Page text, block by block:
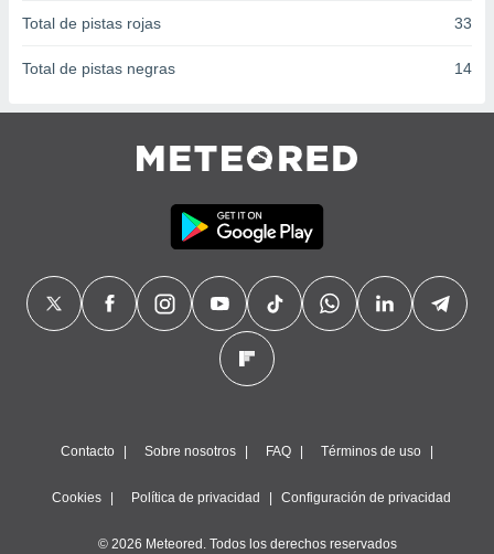
Total de pistas rojas 33
Total de pistas negras 14
Contacto Sobre nosotros FAQ Términos de uso
Cookies Política de privacidad Configuración de privacidad
© 2026 Meteored. Todos los derechos reservados